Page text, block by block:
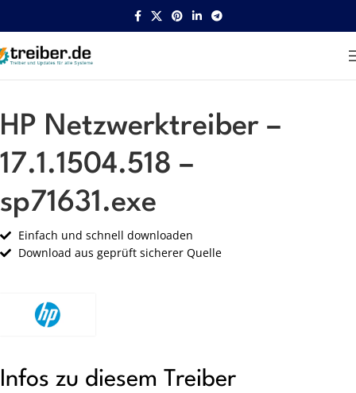
Startseite HP Netzwerk
HP Netzwerktreiber –
17.1.1504.518 –
sp71631.exe
Einfach und schnell downloaden
Download aus geprüft sicherer Quelle
Infos zu diesem Treiber